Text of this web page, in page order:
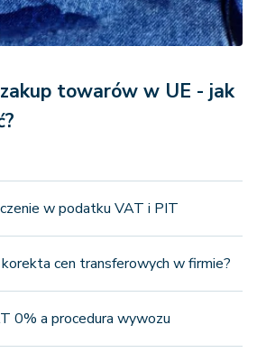
towarów w UE - jak
w podatku VAT i PIT
cen transferowych w firmie?
0% a procedura wywozu